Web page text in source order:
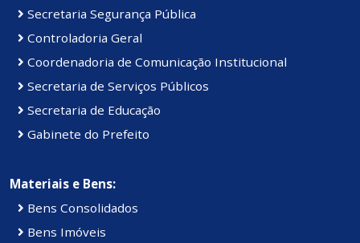
Secretaria Segurança Pública
Controladoria Geral
Coordenadoria de Comunicação Institucional
Secretaria de Serviços Públicos
Secretaria de Educação
Gabinete do Prefeito
Materiais e Bens:
Bens Consolidados
Bens Imóveis